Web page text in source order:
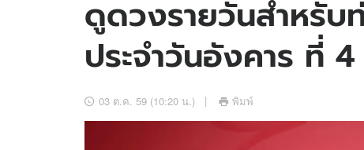
ข่าวบันเทิง
ข่าวกีฬา
ข่าวเศรษฐกิจ
อัปเดตจีน
เช็กข่าวชัวร์
สถิติหวยไทย
หวยลาว
ดูดวงรายวันสำหรับ
ประจำวันอังคาร ที่
03 ต.ค. 59 (10:20 น.) พิมพ์